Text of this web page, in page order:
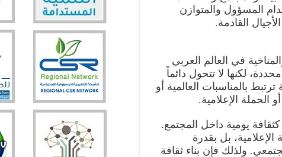
المسؤول والمتوازن
القادمة.
في العالم العربي
لكنها لا تتحول دائماً
بالمناسبات العالمية أو
الحملة الإعلامية.
يومية داخل المجتمع.
بل بقدرة
ولذلك فإن بناء ثقافة